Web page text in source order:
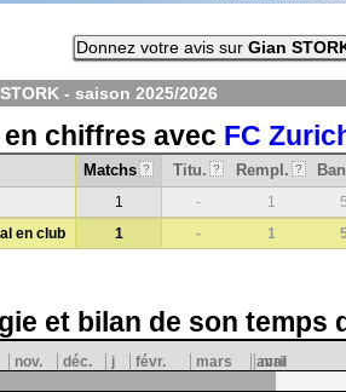
Donnez votre avis sur Gian
- saison 2025/2026
chiffres avec FC
Matchs ? Titu. ? Rempl. ?
1 - 1
en club
1 - 1
et bilan de son temps
nov. déc. j févr. mars avril
mai